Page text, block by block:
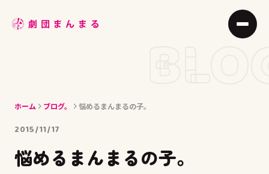
ABOUT
BLOG
ACCESS
ホーム ブログ。 悩めるまんまるの子。
2015/11/17
悩めるまんまるの子。